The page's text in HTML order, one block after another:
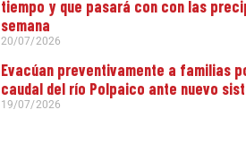
tiempo y que pasará con con las
semana
20/07/2026
Evacúan preventivamente a familias
caudal del río Polpaico ante nuevo
19/07/2026